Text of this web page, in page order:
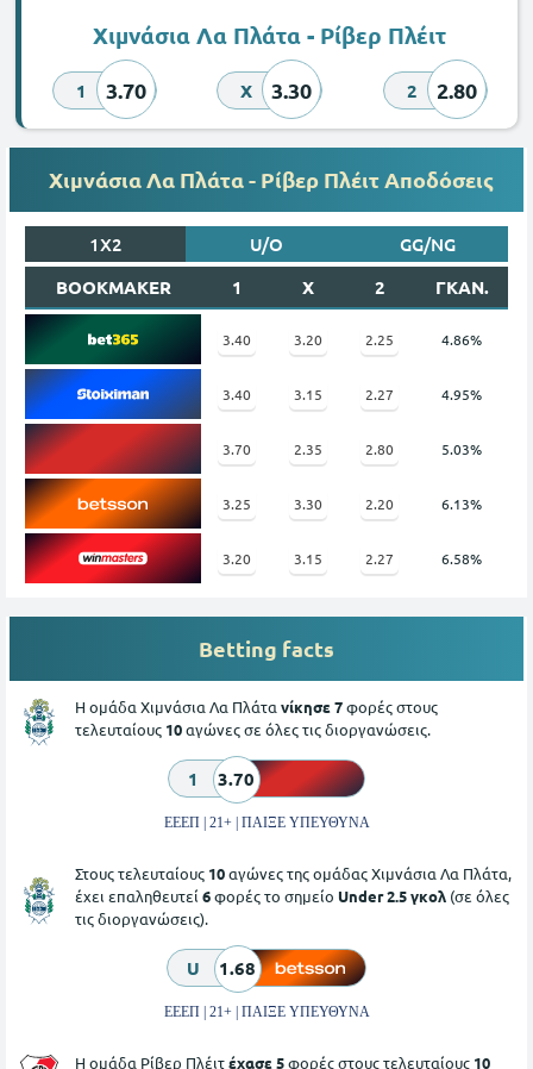
Χιμνάσια Λα Πλάτα - Ρίβερ Πλέιτ
1 3.70 X 3.30 2 2.80
Χιμνάσια Λα Πλάτα - Ρίβερ Πλέιτ Αποδόσεις
1X2 U/O
GG/NG
BOOKMAKER
1 X 2 ΓΚΑΝ.
3.40 3.20 2.25 4.86%
3.40 3.15 2.27 4.95%
3.70 2.35 2.80 5.03%
3.25 3.30 2.20 6.13%
3.20 3.15 2.27 6.58%
Betting facts
Η ομάδα Χιμνάσια Λα Πλάτα νίκησε 7φορές στους
τελευταίους 10αγώνες σε όλες τις διοργανώσεις.
1 3.70
ΕΕΕΠ | 21+ | ΠΑΙΞΕ ΥΠΕΥΘΥΝΑ
Στους τελευταίους 10αγώνες της ομάδας Χιμνάσια Λα Πλάτα,
έχει επαληθευτεί 6φορές το σημείο Under 2.5 γκολ (σε όλες
τις διοργανώσεις).
U 1.68
ΕΕΕΠ | 21+ | ΠΑΙΞΕ ΥΠΕΥΘΥΝΑ
Η ομάδα Ρίβερ Πλέιτέχασε 5φορές στους τελευταίους 10